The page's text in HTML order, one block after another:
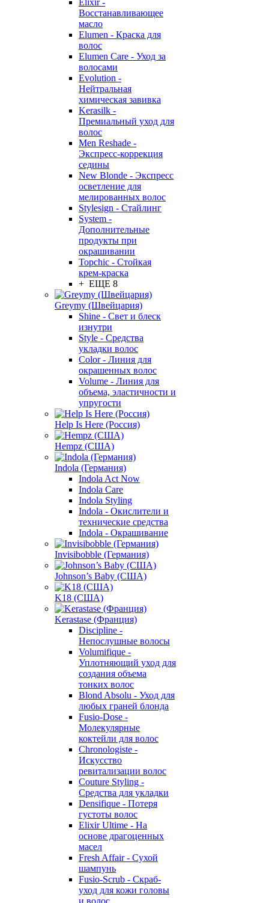
Elixir -
Восстанавливающее
масло
Elumen - Краска для
волос
Elumen Care - Уход за
волосами
Evolution -
Нейтральная
химическая завивка
Kerasilk -
Премиальный уход для
волос
Men Reshade -
Экспресс-коррекция
седины
New Blonde - Экспресс
осветление для
мелированных волос
Stylesign - Стайлинг
System -
Дополнительные
продукты при
окрашивании
Topchic - Стойкая
крем-краска
+ ЕЩЕ 8
Greymy (Швейцария)
Shine - Свет и блеск
изнутри
Style - Средства
укладки волос
Color - Линия для
окрашенных волос
Volume - Линия для
объема, эластичности и
упругости
Help Is Here (Россия)
Hempz (США)
Indola (Германия)
Indola Act Now
Indola Care
Indola Styling
Indola - Окислители и
технические средства
Indola - Окрашивание
Invisibobble (Германия)
Johnson’s Baby (США)
K18 (США)
Kerastase (Франция)
Discipline -
Непослушные волосы
Volumifique -
Уплотняющий уход для
создания объема
тонких волос
Blond Absolu - Уход для
любых граней блонда
Fusio-Dose -
Молекулярные
коктейли для волос
Chronologiste -
Искусство
ревитализации волос
Couture Styling -
Средства для укладки
Densifique - Потеря
густоты волос
Elixir Ultime - На
основе драгоценных
масел
Fresh Affair - Сухой
шампунь
Fusio-Scrub - Скраб-
уход для кожи головы
и волос